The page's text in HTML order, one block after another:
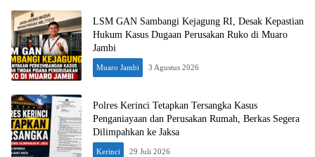
LSM GAN Sambangi Kejagung RI, Desak Kepastian
Hukum Kasus Dugaan Perusakan Ruko di Muaro
Jambi
Muaro Jambi 3 Agustus 2026
Polres Kerinci Tetapkan Tersangka Kasus
Penganiayaan dan Perusakan Rumah, Berkas Segera
Dilimpahkan ke Jaksa
Kerinci 29 Juli 2026